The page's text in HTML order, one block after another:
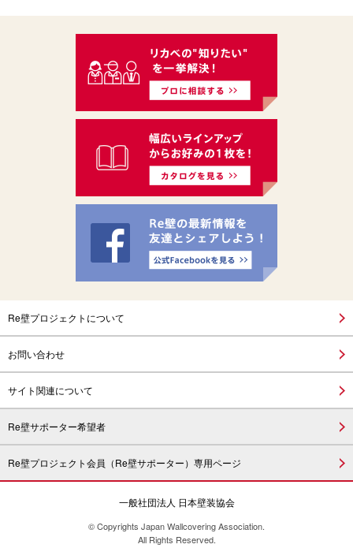
Re壁プロジェクトについて
お問い合わせ
サイト関連について
Re壁サポーター希望者
Re壁プロジェクト会員（Re壁サポーター）専用ページ
一般社団法人 日本壁装協会
© Copyrights Japan Wallcovering Association.
All Rights Reserved.